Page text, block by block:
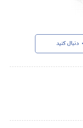
دنبال کنید